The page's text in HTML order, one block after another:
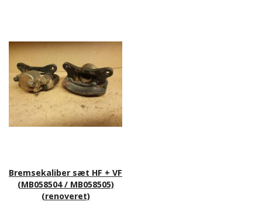
Bremsekaliber sæt HF + VF
(MB058504 / MB058505)
(renoveret)